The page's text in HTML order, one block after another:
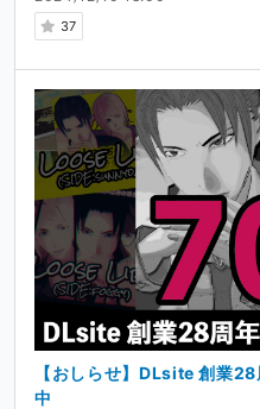
37
【おしらせ】DLsite 創業
中